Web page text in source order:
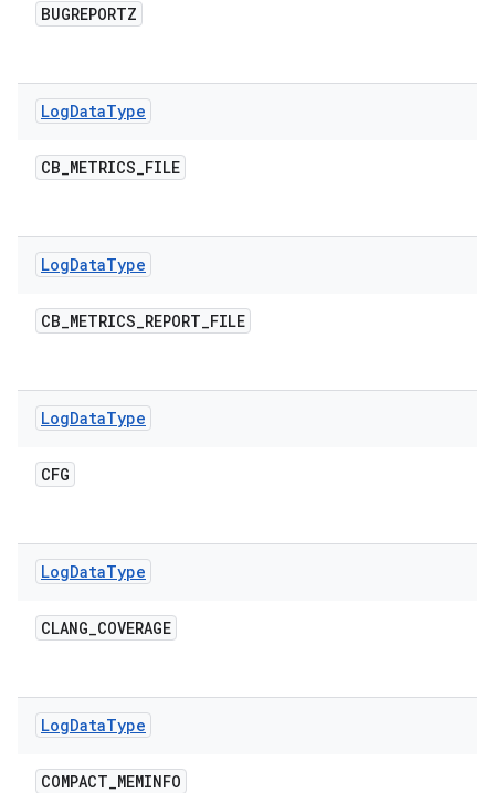
BUGREPORTZ
LogDataType
CB_METRICS_FILE
LogDataType
CB_METRICS_REPORT_FILE
LogDataType
CFG
LogDataType
CLANG_COVERAGE
LogDataType
COMPACT_MEMINFO